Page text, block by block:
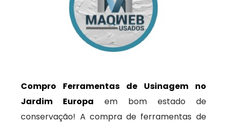
Compro Ferramentas de Usinagem no
Jardim Europa em bom estado de
conservação! A compra de ferramentas de